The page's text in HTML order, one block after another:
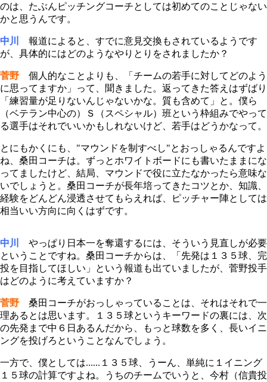
のは、たぶんピッチングコーチとしては初めてのことじゃない
かと思うんです。
中川
報道によると、すでに意見交換もされているようです
が、具体的にはどのようなやりとりをされましたか？
菅野 個人的なことよりも、「チームの若手に対してどのよう
に思ってますか」って、聞きました。返ってきた答えはずばり
「練習量が足りないんじゃないかな。質も含めて」と。僕ら
（ベテラン中心の）Ｓ（スペシャル）班という枠組みでやって
る選手はそれでいいかもしれないけど、若手はどうかなって。
とにもかくにも、"マウンドを制すべし"とおっしゃるんですよ
ね、桑田コーチは。ずっとホワイトボードにも書いたままにな
ってましたけど、結局、マウンドで役に立たなかったら意味な
いでしょうと。桑田コーチが長年培ってきたコツとか、知識、
経験をどんどん浸透させてもらえれば、ピッチャー陣としては
相当いい方向に向くはずです。
中川
やっぱり日本一を奪還するには、そういう見直しが必要
ということですね。桑田コーチからは、「先発は１３５球、完
投を目指してほしい」という報道も出ていましたが、菅野投手
はどのように考えていますか？
菅野 桑田コーチがおっしゃっていることは、それはそれで一
理あるとは思います。１３５球というキーワードの裏には、次
の先発まで中６日あるんだから、もっと球数を多く、長いイニ
ングを投げろということなんでしょう。
一方で、僕としては......１３５球、うーん、単純に１イニング
１５球の計算ですよね。うちのチームでいうと、今村（信貴投